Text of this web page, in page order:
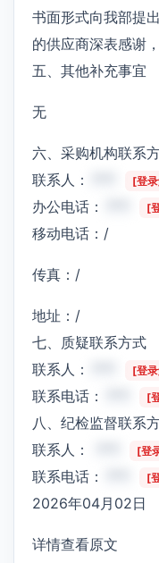
书面形式向我部提
的供应商深表感谢
五、其他补充事宜
无
六、采购机构联系
联系人：
[登
办公电话： [
移动电话：/
传真：/
地址：/
七、质疑联系方式
联系人：
[登
联系电话： [
八、纪检监督联系
联系人：
[登
联系电话： [
2026年04月02日
详情查看原文